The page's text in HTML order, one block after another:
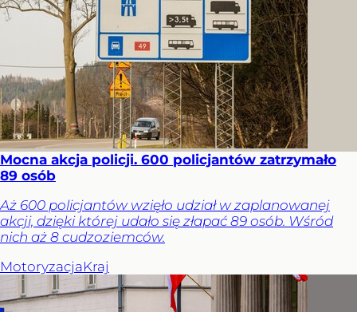
Mocna akcja policji. 600 policjantów zatrzymało
89 osób
Aż 600 policjantów wzięło udział w zaplanowanej
akcji, dzięki której udało się złapać 89 osób. Wśród
nich aż 8 cudzoziemców.
MotoryzacjaKraj